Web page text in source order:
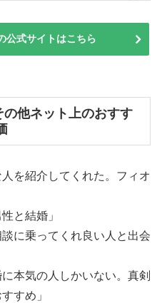
公式サイトはこちら
他ネット上のおすす
を紹介してくれた。フィオ
と結婚」
に乗ってくれ良い人と出会
本気の人しかいない。真剣
すめ」